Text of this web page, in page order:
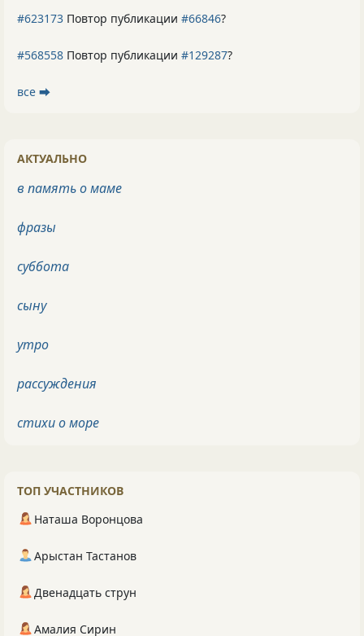
#623173 Повтор публикации #66846?
#568558 Повтор публикации #129287?
все ⮕
АКТУАЛЬНО
в память о маме
фразы
суббота
сыну
утро
рассуждения
стихи о море
ТОП УЧАСТНИКОВ
Наташа Воронцова
Арыстан Тастанов
Двенадцать струн
Амалия Сирин